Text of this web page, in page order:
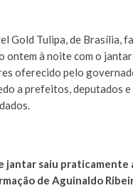
Gold Tulipa, de Brasília,
ontem à noite com o
oferecido pelo
a prefeitos, deputados e
jantar saiu praticamente
de Aguinaldo